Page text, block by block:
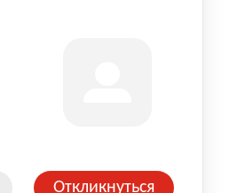
Откликнуться